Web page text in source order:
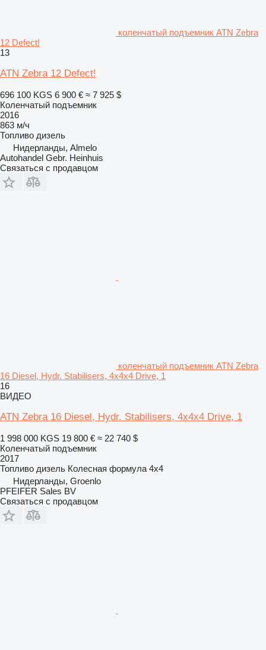
коленчатый подъемник ATN Zebra
12 Defect!
13
ATN Zebra 12 Defect!
696 100 KGS 6 900 € ≈ 7 925 $
Коленчатый подъемник
2016
863 м/ч
Топливо дизель
Нидерланды, Almelo
Autohandel Gebr. Heinhuis
Связаться с продавцом
коленчатый подъемник ATN Zebra
16 Diesel, Hydr. Stabilisers, 4x4x4 Drive, 1
16
ВИДЕО
ATN Zebra 16 Diesel, Hydr. Stabilisers, 4x4x4 Drive, 1
1 998 000 KGS 19 800 € ≈ 22 740 $
Коленчатый подъемник
2017
Топливо дизель Колесная формула 4x4
Нидерланды, Groenlo
PFEIFER Sales BV
Связаться с продавцом